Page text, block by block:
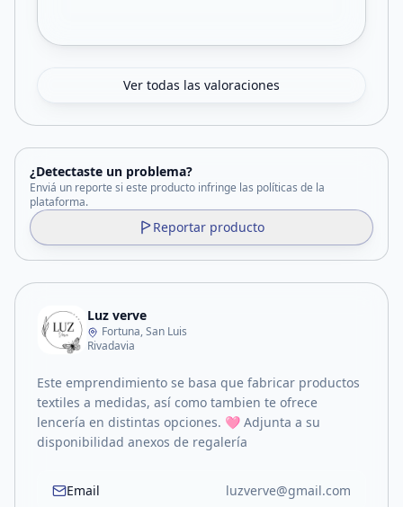
Ver todas las valoraciones
¿Detectaste un problema?
Enviá un reporte si este producto infringe las políticas de la
plataforma.
Reportar producto
Luz verve
Fortuna, San Luis
Rivadavia
Este emprendimiento se basa que fabricar productos
textiles a medidas, así como tambien te ofrece
lencería en distintas opciones. 🩷 Adjunta a su
disponibilidad anexos de regalería
Email luzverve@gmail.com